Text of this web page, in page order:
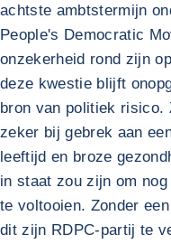
achtste ambtstermijn
People's Democratic
onzekerheid rond zijn
deze kwestie blijft
bron van politiek risico.
zeker bij gebrek aan
leeftijd en broze
in staat zou zijn om
te voltooien. Zonder
dit zijn RDPC-partij te